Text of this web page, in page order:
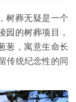
树葬无疑是一个
园的树葬项目，
葱，寓意生命长
传统纪念性的同